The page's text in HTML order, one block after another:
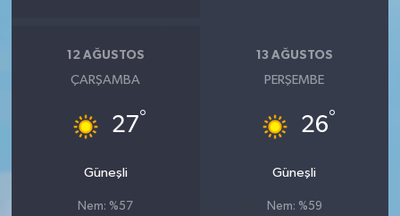
12 AĞUSTOS
ÇARŞAMBA
27°
Güneşli
Nem: %57
13 AĞUSTOS
PERŞEMBE
26°
Güneşli
Nem: %59